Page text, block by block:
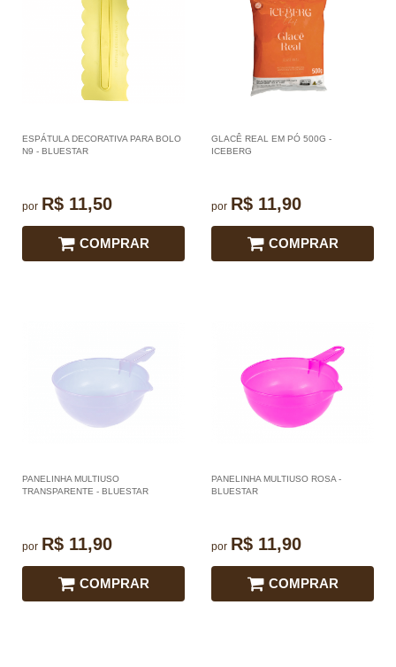
ESPÁTULA DECORATIVA PARA BOLO
N9 - BLUESTAR
por R$ 11,50
COMPRAR
GLACÊ REAL EM PÓ 500G -
ICEBERG
por R$ 11,90
COMPRAR
PANELINHA MULTIUSO
TRANSPARENTE - BLUESTAR
por R$ 11,90
COMPRAR
PANELINHA MULTIUSO ROSA -
BLUESTAR
por R$ 11,90
COMPRAR